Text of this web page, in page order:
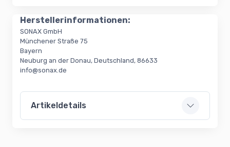
Herstellerinformationen:
SONAX GmbH
Münchener Straße 75
Bayern
Neuburg an der Donau, Deutschland, 86633
info@sonax.de
Artikeldetails